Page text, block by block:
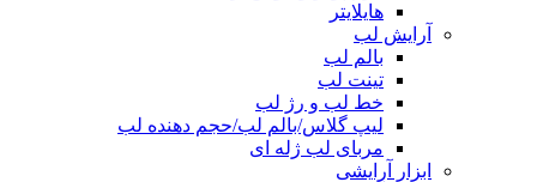
هایلایتر
آرایش لب
بالم لب
تینت لب
خط لب و رژ لب
لیپ گلاس/بالم لب/حجم دهنده لب
مربای لب ژله ای
ابزار آرایشی